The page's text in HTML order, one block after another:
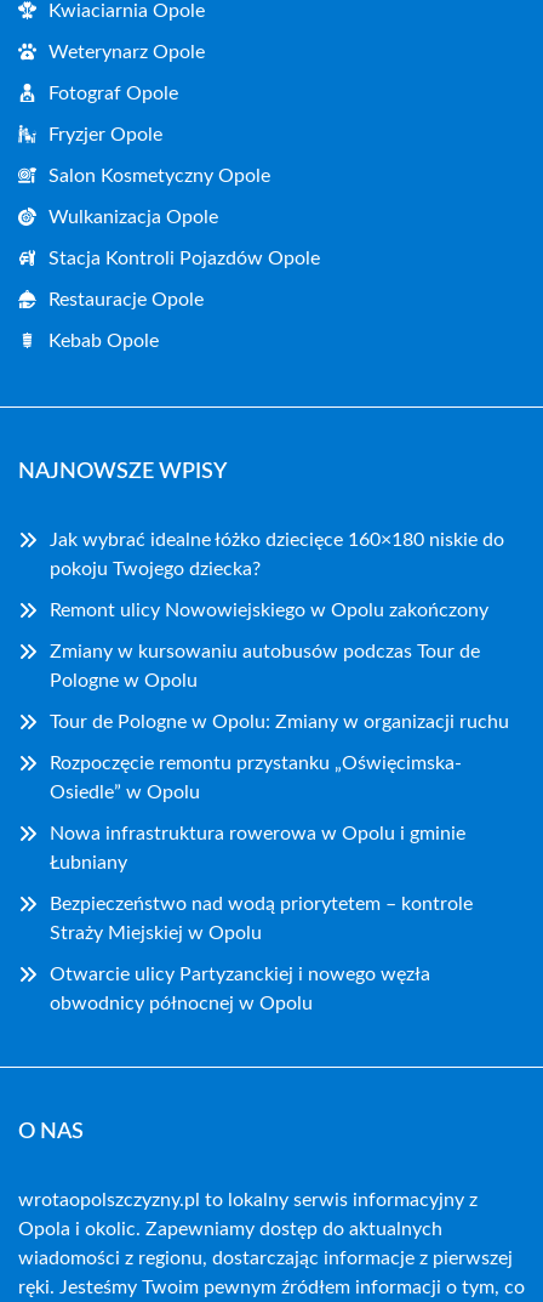
Kwiaciarnia Opole
Weterynarz Opole
Fotograf Opole
Fryzjer Opole
Salon Kosmetyczny Opole
Wulkanizacja Opole
Stacja Kontroli Pojazdów Opole
Restauracje Opole
Kebab Opole
NAJNOWSZE WPISY
Jak wybrać idealne łóżko dziecięce 160×180 niskie do
pokoju Twojego dziecka?
Remont ulicy Nowowiejskiego w Opolu zakończony
Zmiany w kursowaniu autobusów podczas Tour de
Pologne w Opolu
Tour de Pologne w Opolu: Zmiany w organizacji ruchu
Rozpoczęcie remontu przystanku „Oświęcimska-
Osiedle” w Opolu
Nowa infrastruktura rowerowa w Opolu i gminie
Łubniany
Bezpieczeństwo nad wodą priorytetem – kontrole
Straży Miejskiej w Opolu
Otwarcie ulicy Partyzanckiej i nowego węzła
obwodnicy północnej w Opolu
O NAS
wrotaopolszczyzny.pl to lokalny serwis informacyjny z
Opola i okolic. Zapewniamy dostęp do aktualnych
wiadomości z regionu, dostarczając informacje z pierwszej
ręki. Jesteśmy Twoim pewnym źródłem informacji o tym, co